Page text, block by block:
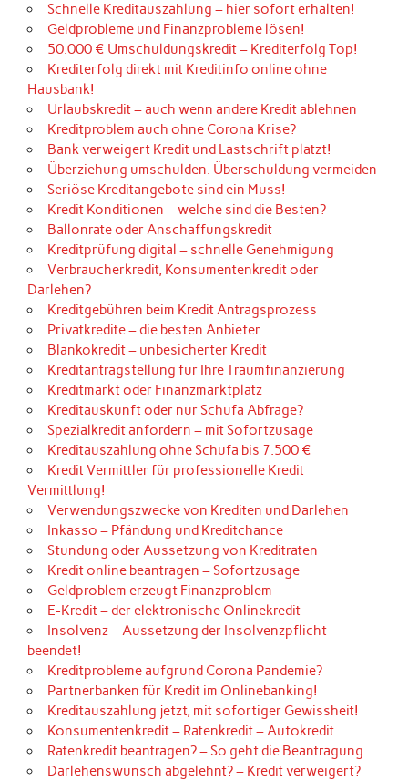
Schnelle Kreditauszahlung – hier sofort erhalten!
Geldprobleme und Finanzprobleme lösen!
50.000 € Umschuldungskredit – Krediterfolg Top!
Krediterfolg direkt mit Kreditinfo online ohne
Hausbank!
Urlaubskredit – auch wenn andere Kredit ablehnen
Kreditproblem auch ohne Corona Krise?
Bank verweigert Kredit und Lastschrift platzt!
Überziehung umschulden. Überschuldung vermeiden
Seriöse Kreditangebote sind ein Muss!
Kredit Konditionen – welche sind die Besten?
Ballonrate oder Anschaffungskredit
Kreditprüfung digital – schnelle Genehmigung
Verbraucherkredit, Konsumentenkredit oder
Darlehen?
Kreditgebühren beim Kredit Antragsprozess
Privatkredite – die besten Anbieter
Blankokredit – unbesicherter Kredit
Kreditantragstellung für Ihre Traumfinanzierung
Kreditmarkt oder Finanzmarktplatz
Kreditauskunft oder nur Schufa Abfrage?
Spezialkredit anfordern – mit Sofortzusage
Kreditauszahlung ohne Schufa bis 7.500 €
Kredit Vermittler für professionelle Kredit
Vermittlung!
Verwendungszwecke von Krediten und Darlehen
Inkasso – Pfändung und Kreditchance
Stundung oder Aussetzung von Kreditraten
Kredit online beantragen – Sofortzusage
Geldproblem erzeugt Finanzproblem
E-Kredit – der elektronische Onlinekredit
Insolvenz – Aussetzung der Insolvenzpflicht
beendet!
Kreditprobleme aufgrund Corona Pandemie?
Partnerbanken für Kredit im Onlinebanking!
Kreditauszahlung jetzt, mit sofortiger Gewissheit!
Konsumentenkredit – Ratenkredit – Autokredit…
Ratenkredit beantragen? – So geht die Beantragung
Darlehenswunsch abgelehnt? – Kredit verweigert?